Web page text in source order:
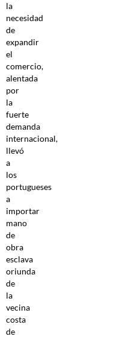
la
necesidad
de
expandir
el
comercio,
alentada
por
la
fuerte
demanda
internacional,
llevó
a
los
portugueses
a
importar
mano
de
obra
esclava
oriunda
de
la
vecina
costa
de